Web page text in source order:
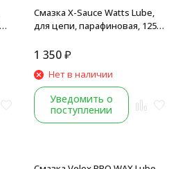
Смазка X-Sauce Watts Lube,
для цепи, парафиновая, 125
1 350₽
Нет в наличии
Уведомить о
поступлении